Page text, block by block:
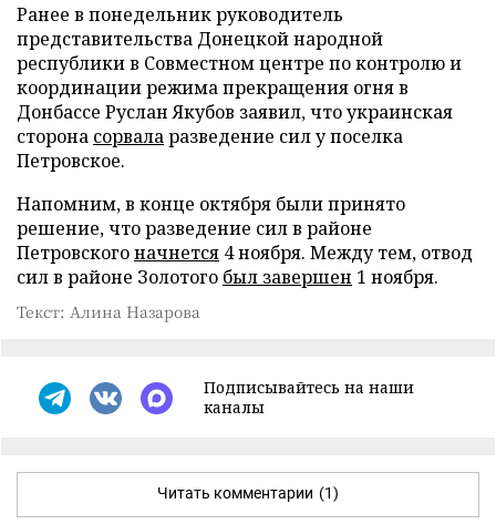
Ранее в понедельник руководитель
представительства Донецкой народной
республики в Совместном центре по контролю и
координации режима прекращения огня в
Донбассе Руслан Якубов заявил, что украинская
сторона сорваларазведение сил у поселка
Петровское.
Напомним, в конце октября были принято
решение, что разведение сил в районе
Петровскогоначнется 4 ноября. Между тем, отвод
сил в районе Золотого был завершен 1 ноября.
Текст: Алина Назарова
Подписывайтесь на наши
каналы
Читать комментарии (1)